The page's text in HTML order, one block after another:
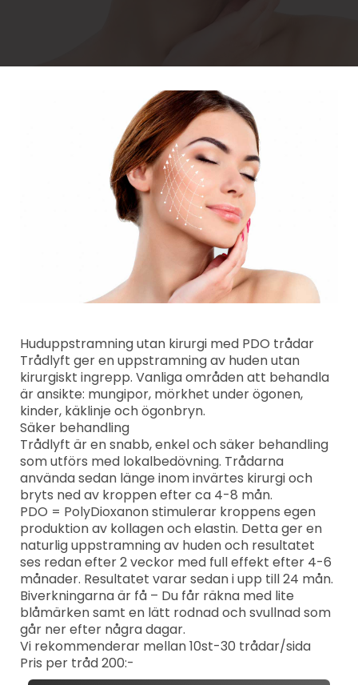
Huduppstramning utan kirurgi med PDO trådar
Trådlyft ger en uppstramning av huden utan
kirurgiskt ingrepp. Vanliga områden att behandla
är ansikte: mungipor, mörkhet under ögonen,
kinder, käklinje och ögonbryn.
Säker behandling
Trådlyft är en snabb, enkel och säker behandling
som utförs med lokalbedövning. Trådarna
använda sedan länge inom invärtes kirurgi och
bryts ned av kroppen efter ca 4-8 mån.
PDO = PolyDioxanon stimulerar kroppens egen
produktion av kollagen och elastin. Detta ger en
naturlig uppstramning av huden och resultatet
ses redan efter 2 veckor med full effekt efter 4-6
månader. Resultatet varar sedan i upp till 24 mån.
Biverkningarna är få – Du får räkna med lite
blåmärken samt en lätt rodnad och svullnad som
går ner efter några dagar.
Vi rekommenderar mellan 10st-30 trådar/sida
Pris per tråd 200:-